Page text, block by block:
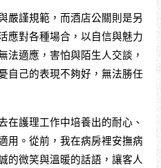
嚴謹規範，而酒店公關則是另
應對各種場合，以自信與魅力
法適應，害怕與陌生人交談，
自己的表現不夠好，無法勝任
在護理工作中培養出的耐心、
用。從前，我在病房裡安撫病
的微笑與溫暖的話語，讓客人